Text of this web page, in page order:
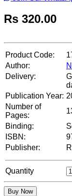
Rs 320.00
Product Code:
Author:
Delivery:
Publication Year:
Number of
Pages:
Binding:
ISBN:
Publisher:
Quantity
Buy Now